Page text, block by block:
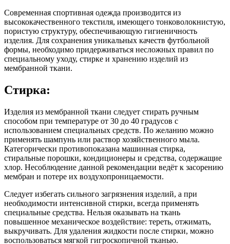
Современная спортивная одежда производится из
высококачественного текстиля, имеющего тонковолокнистую,
пористую структуру, обеспечивающую гигиеничность
изделия. Для сохранения уникальных качеств футбольной
формы, необходимо придерживаться несложных правил по
специальному уходу, стирке и хранению изделий из
мембранной ткани.
Стирка:
Изделия из мембранной ткани следует стирать ручным
способом при температуре от 30 до 40 градусов с
использованием специальных средств. По желанию можно
применять шампунь или раствор хозяйственного мыла.
Категорически противопоказана машинная стирка,
стиральные порошки, кондиционеры и средства, содержащие
хлор. Несоблюдение данной рекомендации ведёт к засорению
мембран и потере их воздухопроницаемости.
Следует избегать сильного загрязнения изделий, а при
необходимости интенсивной стирки, всегда применять
специальные средства. Нельзя оказывать на ткань
повышенное механическое воздействие: тереть, отжимать,
выкручивать. Для удаления жидкости после стирки, можно
воспользоваться мягкой гигроскопичной тканью.